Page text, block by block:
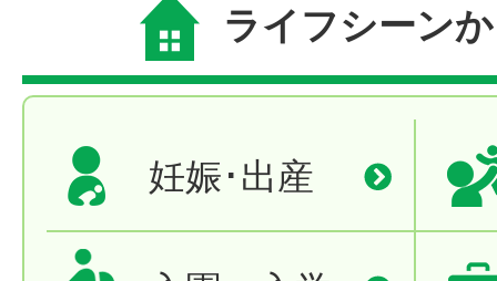
ライフシーン
妊娠･出産